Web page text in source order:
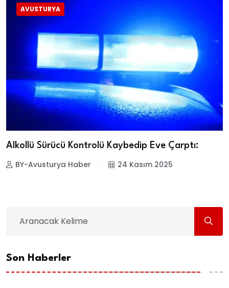
AVUSTURYA
Alkollü Sürücü Kontrolü Kaybedip Eve Çarptı:
BY-Avusturya Haber 24 Kasım 2025
Son Haberler